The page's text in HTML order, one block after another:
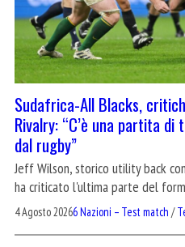
Sudafrica-All Blacks,
Rivalry: “C’è una partita
dal rugby”
Jeff Wilson, storico utility back
ha criticato l'ultima parte del
4 Agosto 20266 Nazioni – Test match /